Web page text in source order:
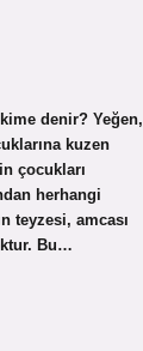
denir? Yeğen,
kuzen
çocukları
herhangi
teyzesi, amcası
Bu…